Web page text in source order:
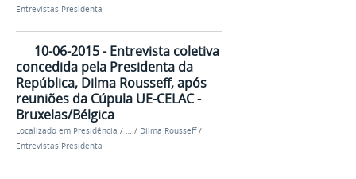
Entrevistas Presidenta
10-06-2015 - Entrevista coletiva
concedida pela Presidenta da
República, Dilma Rousseff, após
reuniões da Cúpula UE-CELAC -
Bruxelas/Bélgica
Localizado em Presidência / … / Dilma Rousseff /
Entrevistas Presidenta